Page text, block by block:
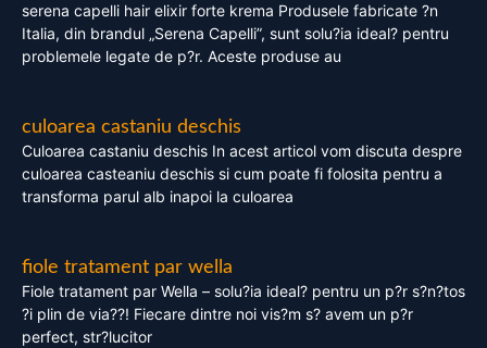
serena capelli hair elixir forte krema Produsele fabricate ?n
Italia, din brandul „Serena Capelli”, sunt solu?ia ideal? pentru
problemele legate de p?r. Aceste produse au
culoarea castaniu deschis
Culoarea castaniu deschis In acest articol vom discuta despre
culoarea casteaniu deschis si cum poate fi folosita pentru a
transforma parul alb inapoi la culoarea
fiole tratament par wella
Fiole tratament par Wella – solu?ia ideal? pentru un p?r s?n?tos
?i plin de via??! Fiecare dintre noi vis?m s? avem un p?r
perfect, str?lucitor